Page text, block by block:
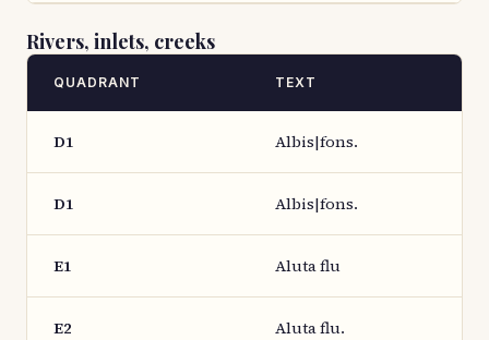
Rivers, inlets, creeks
QUADRANT TEXT
D1 Albis|fons.
D1 Albis|fons.
E1 Aluta flu
E2 Aluta flu.